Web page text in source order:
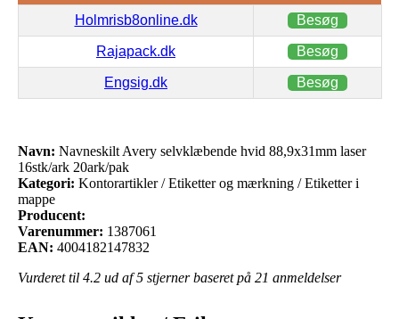
Holmrisb8online.dk Besøg
Rajapack.dk Besøg
Engsig.dk Besøg
Navn: Navneskilt Avery selvklæbende hvid 88,9x31mm laser
16stk/ark 20ark/pak
Kategori: Kontorartikler / Etiketter og mærkning / Etiketter i
mappe
Producent:
Varenummer: 1387061
EAN: 4004182147832
Vurderet til 4.2 ud af 5 stjerner baseret på 21 anmeldelser